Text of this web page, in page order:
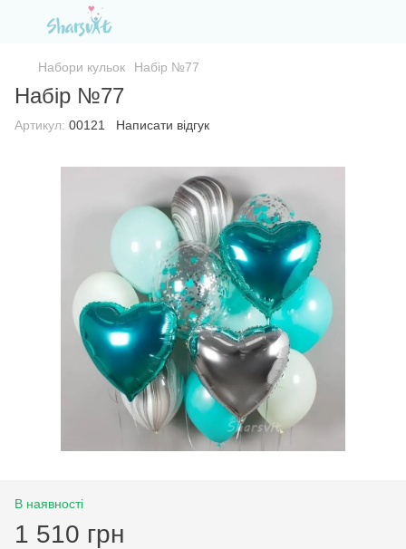
Набори кульок Набір №77
Набір №77
Артикул: 00121 Написати відгук
В наявності
1 510 грн